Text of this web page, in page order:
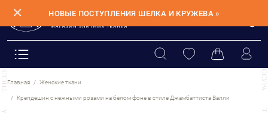
✕ НОВЫЕ ПОСТУПЛЕНИЯ ШЕЛКА И КРУЖЕВА »
Главная Женские ткани
Крепдешин с нежными розами на белом фоне в стиле Джамбаттиста Валли